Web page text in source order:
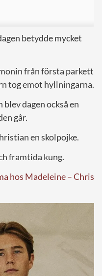
betydde mycket
från första parkett
tog emot hyllningarna.
dagen också en
går.
en skolpojke.
framtida kung.
hos Madeleine – Chris